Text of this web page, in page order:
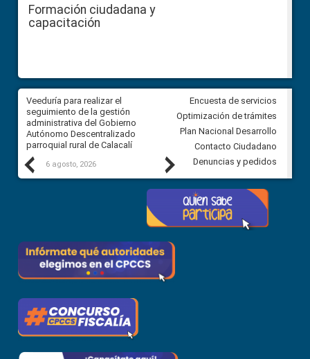
Formación ciudadana y
capacitación
Previous
Veeduría para realizar el
seguimiento de la gestión
administrativa del Gobierno
Autónomo Descentralizado
parroquial rural de Calacalí
6 agosto, 2026
Veeduría para vigilar los
derivados de la Audiencia
comunidad Urbina, parroquia
Carolina
5 agosto, 2026
Next
Encuesta de servicios
Optimización de trámites
Plan Nacional Desarrollo
Contacto Ciudadano
Denuncias y pedidos